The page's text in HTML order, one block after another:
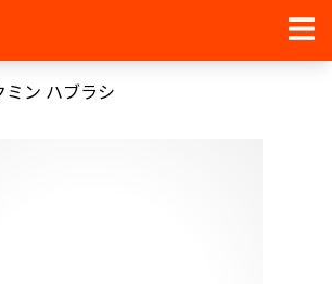
ミン ハブラシ